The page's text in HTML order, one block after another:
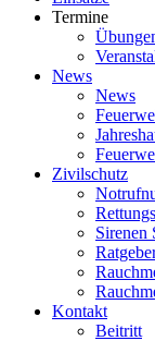
Termine
News
News
Zivilschutz
Sirenen
Kontakt
Beitritt